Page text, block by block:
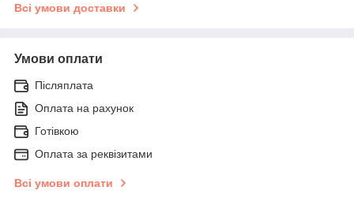
Всі умови доставки
Умови оплати
Післяплата
Оплата на рахунок
Готівкою
Оплата за реквізитами
Всі умови оплати